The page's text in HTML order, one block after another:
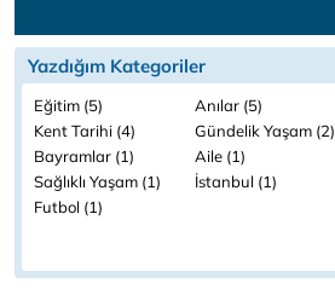
Yazdığım Kategoriler
Eğitim (5)
Anılar (5)
Kent Tarihi (4)
Gündelik Yaşam (2)
Bayramlar (1)
Aile (1)
Sağlıklı Yaşam (1)
İstanbul (1)
Futbol (1)